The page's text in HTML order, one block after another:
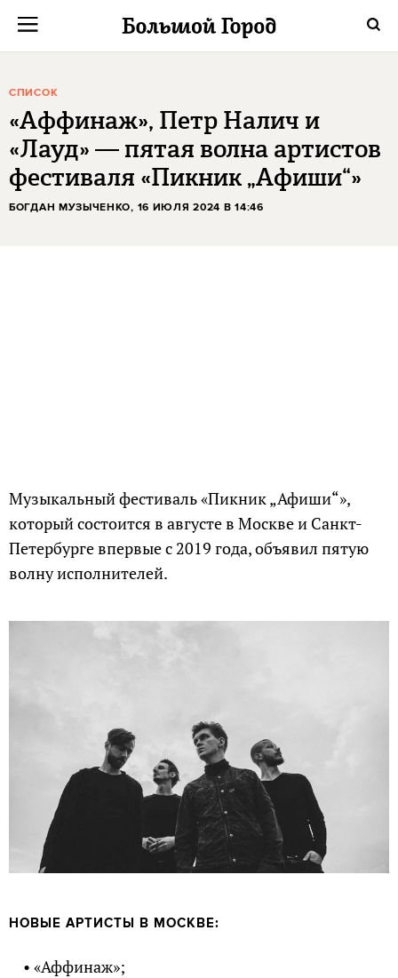
СПИСОК
«Аффинаж», Петр Налич и
«Лауд» — пятая волна артистов
фестиваля «Пикник „Афиши“»
БОГДАН МУЗЫЧЕНКО, 16 ИЮЛЯ 2024 В 14:46
Музыкальный фестиваль «Пикник „Афиши“»,
который состоится в августе в Москве и Санкт-
Петербурге впервые с 2019 года, объявил пятую
волну исполнителей.
НОВЫЕ АРТИСТЫ В МОСКВЕ:
• «Аффинаж»;